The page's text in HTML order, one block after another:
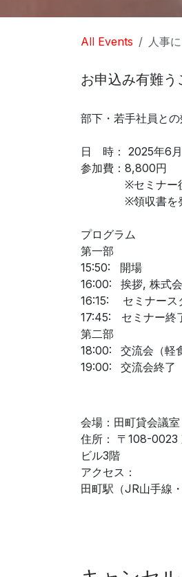
All Events 人事
お申込み有難う
部下・若手社員と
日 時： 2025年6
参加費：8,800円
※セミナー後に
※領収書を発
プログラム
第一部
15:50:
開場
16:00:
挨拶, 株式
16:15: セミナース
17:45:
セミナー終
第二部
18:00:
交流会（軽
19:00:
​交流会終了
会場：田町貸会議室
住所： 〒108-0023
ビル3階
アクセス：
田町駅（JR山手線